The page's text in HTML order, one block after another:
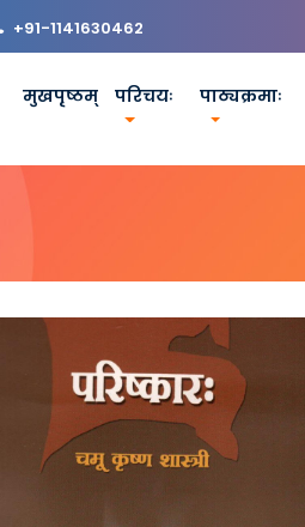
+91-1141630462
मुखपृष्ठम् परिचयः पाठ्यक्रमाः